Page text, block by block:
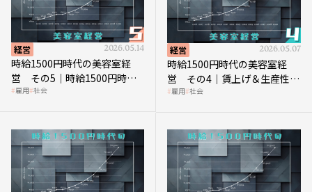
経営 2026.05.14
時給1500円時代の美容室経
営 その5｜時給1500円時代
の到来は美容業の収益構造を
雇用 社会
経営 2026.05.07
時給1500円時代の美容室経
営 その4｜賃上げ＆生産性向
上につなげる賢い助成金活用
雇用 社会